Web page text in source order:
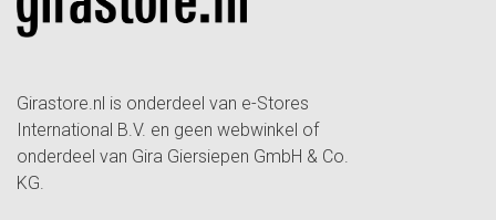
Girastore.nl is onderdeel van e-Stores
International B.V. en geen webwinkel of
onderdeel van Gira Giersiepen GmbH & Co.
KG.